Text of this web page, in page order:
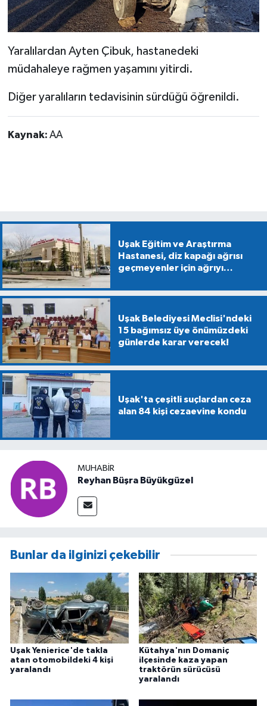
Yaralılardan Ayten Çibuk, hastanedeki
müdahaleye rağmen yaşamını yitirdi.
Diğer yaralıların tedavisinin sürdüğü öğrenildi.
Kaynak: AA
Uşak Eğitim ve Araştırma
Hastanesi, diz kapağı ağrısı
geçmeyenler için ağrıyı
Uşak Belediyesi Meclisi'ndeki
15 bağımsız üye önümüzdeki
günlerde karar verecek!
Uşak'ta çeşitli suçlardan ceza
alan 84 kişi cezaevine kondu
MUHABIR
Reyhan Büşra Büyükgüzel
Bunlar da ilginizi çekebilir
Uşak Yenierice'de takla
atan otomobildeki 4 kişi
yaralandı
Kütahya'nın Domaniç
ilçesinde kaza yapan
traktörün sürücüsü
yaralandı